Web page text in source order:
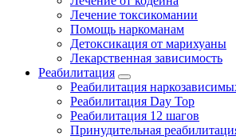
Лечение токсикомании
Помощь наркоманам
Детоксикация от марихуаны
Лекарственная зависимость
Реабилитация
Реабилитация
Реабилитация Day Top
Реабилитация 12 шагов
Принудительная